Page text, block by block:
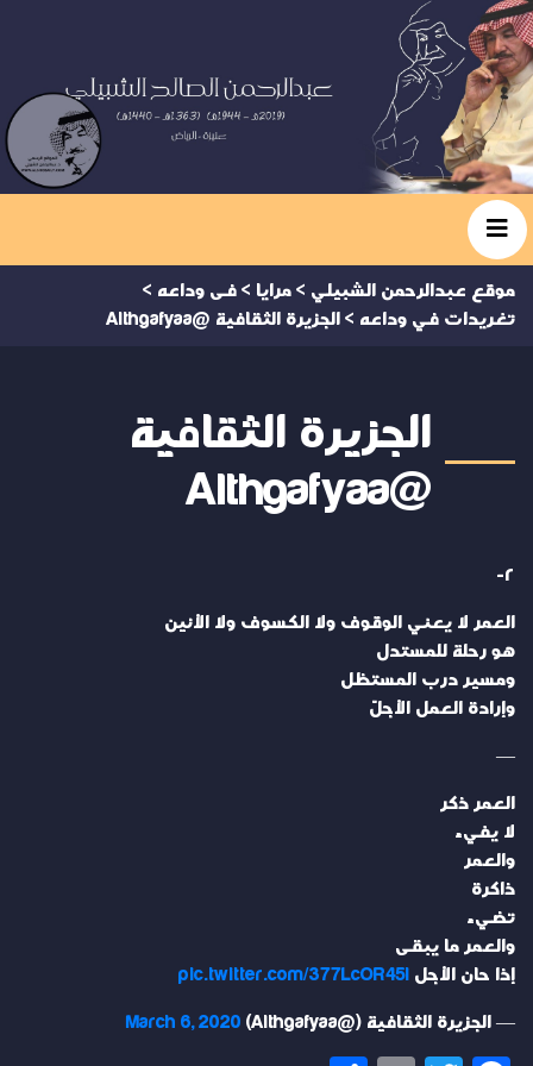
موقع عبدالرحمن الشبيلي > مرايا > فى وداعه >
تغريدات في وداعه > الجزيرة الثقافية @Althgafyaa
الجزيرة الثقافية
@Althgafyaa
٢-
العمر لا يعني الوقوف ولا الكسوف ولا الأنين
هو رحلة للمستدل
ومسير درب المستظل
وإرادة العمل الأجلّ
—
العمر ذكر
لا يفيء
والعمر
ذاكرة
تضيء
والعمر ما يبقى
إذا حان الأجل pic.twitter.com/377LcOR45l
— الجزيرة الثقافية (@Althgafyaa) March 6, 2020